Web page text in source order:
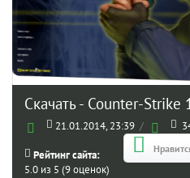
Скачать - Counter-Strike
21.01.2014, 23:39 /
Рейтинг сайта:
5.0 из 5 (9 оценок)